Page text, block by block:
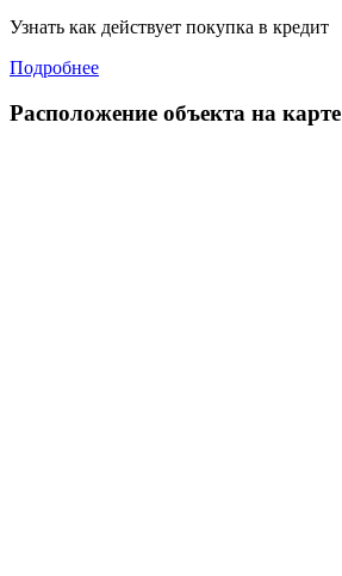
Узнать как действует покупка в кредит
Подробнее
Расположение объекта на карте